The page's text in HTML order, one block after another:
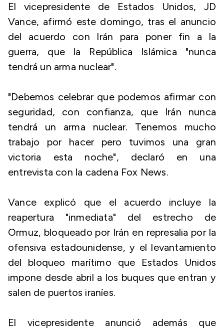
El vicepresidente de Estados Unidos, JD
Vance, afirmó este domingo, tras el anuncio
del acuerdo con Irán para poner fin a la
guerra, que la República Islámica "nunca
tendrá un arma nuclear".
"Debemos celebrar que podemos afirmar con
seguridad, con confianza, que Irán nunca
tendrá un arma nuclear. Tenemos mucho
trabajo por hacer pero tuvimos una gran
victoria esta noche", declaró en una
entrevista con la cadena Fox News.
Vance explicó que el acuerdo incluye la
reapertura "inmediata" del estrecho de
Ormuz, bloqueado por Irán en represalia por la
ofensiva estadounidense, y el levantamiento
del bloqueo marítimo que Estados Unidos
impone desde abril a los buques que entran y
salen de puertos iraníes.
El vicepresidente anunció además que